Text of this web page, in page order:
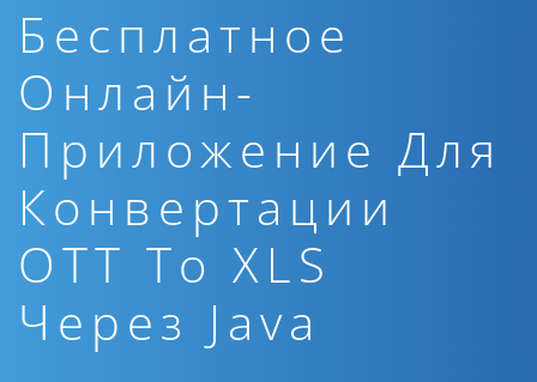
Бесплатное
Онлайн-
Приложение Для
Конвертации
OTT To XLS
Через Java